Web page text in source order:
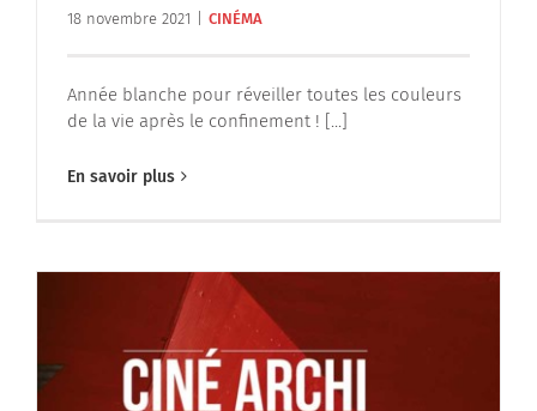
18 novembre 2021 CINÉMA
Année blanche pour réveiller toutes les couleurs
de la vie après le confinement ! [...]
En savoir plus